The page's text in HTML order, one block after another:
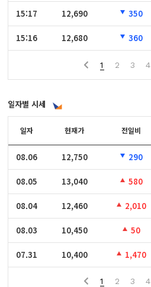
15:17
15:16
15:17 12,690 350
15:16 12,680 360
1 2 3 4
일자별 시세
일자
08.06
08.05
08.04
08.03
07.31
일자 현재가 전일비
08.06 12,750 290
08.05 13,040 580
08.04 12,460 2,010
08.03 10,450 50
07.31 10,400 1,470
1 2 3 4